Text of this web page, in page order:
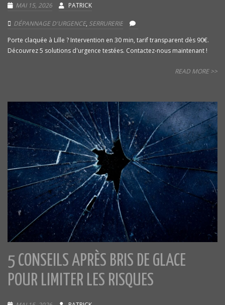
MAI 15, 2026 PATRICK
DÉPANNAGE D'URGENCE, SERRURERIE
Porte claquée à Lille ? Intervention en 30 min, tarif transparent dès 90€.
Découvrez 5 solutions d'urgence testées. Contactez-nous maintenant !
READ MORE >>
5 CONSEILS APRÈS BRIS DE GLACE
POUR LIMITER LES RISQUES